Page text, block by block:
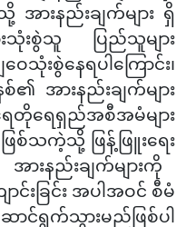
သို့ အားနည်းချက်များ ရှိ
စွဲသူ ပြည်သူများ
းစွဲနေရပါကြောင်း၊
အားနည်းချက်များ
ရေရှည်အစီအမံများ
စ်သကဲ့သို့ ဖြန့်ဖြူးရေး
းနည်းချက်များကို
းခြင်း အပါအဝင် စီမံ
ာင်ရွက်သွားမည်ဖြစ်ပါ